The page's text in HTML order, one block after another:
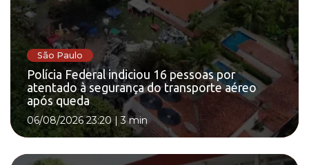
São Paulo
Polícia Federal indiciou 16 pessoas por
atentado à segurança do transporte aéreo
após queda
06/08/2026 23:20 |3 min